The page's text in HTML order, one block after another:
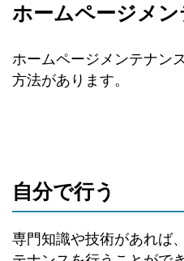
ホームページメ
ホームページメンテナン
方法があります。
自分で行う
専門知識や技術があれば